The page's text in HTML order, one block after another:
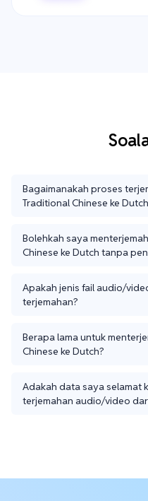
Bagaimanakah proses
Traditional Chinese ke
Bolehkah saya
Chinese ke Dutch tanpa
Apakah jenis fail audio/
terjemahan?
Berapa lama untuk
Chinese ke Dutch?
Adakah data saya selamat
terjemahan audio/video